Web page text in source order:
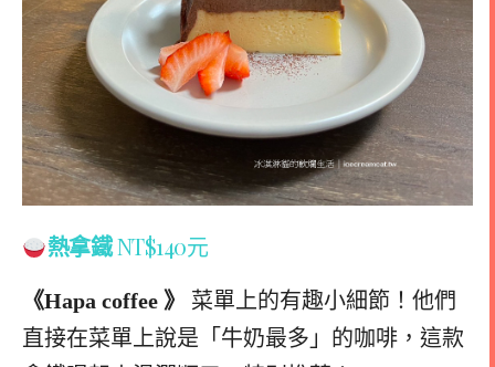
熱拿鐵NT$140元
《Hapa coffee 》
菜單上的有趣小細節！他們
直接在菜單上說是「牛奶最多」的咖啡， 這款